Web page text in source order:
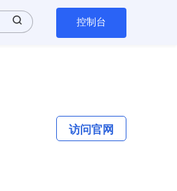
控制台
访问官网